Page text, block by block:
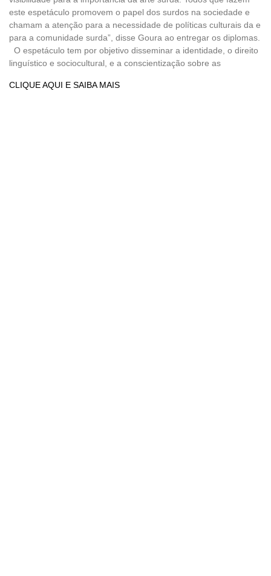
este espetáculo promovem o papel dos surdos na sociedade e
chamam a atenção para a necessidade de políticas culturais da e
para a comunidade surda”, disse Goura ao entregar os diplomas.
O espetáculo tem por objetivo disseminar a identidade, o direito
linguístico e sociocultural, e a conscientização sobre as
CLIQUE AQUI E SAIBA MAIS